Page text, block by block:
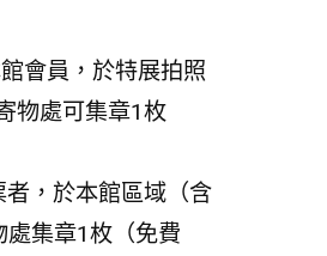
會員，於特展拍照
物處可集章1枚
，於本館區域（含
集章1枚（免費